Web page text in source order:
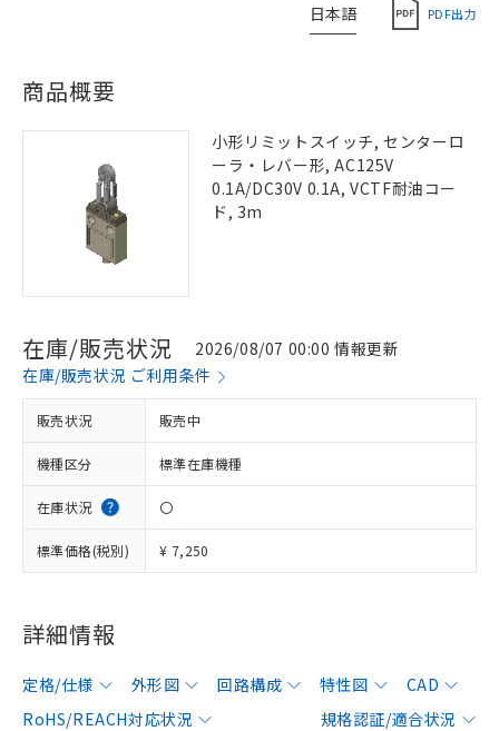
日本語 PDF出力
商品概要
小形リミットスイッチ, センターロ
ーラ・レバー形, AC125V
0.1A/DC30V 0.1A, VCTF耐油コー
ド, 3m
在庫/販売状況
2026/08/07 00:00 情報更新
在庫/販売状況 ご利用条件
販売状況 販売中
機種区分 標準在庫機種
在庫状況 〇
標準価格(税別) ¥ 7,250
詳細情報
定格/仕様 外形図 回路構成 特性図
CAD
RoHS/REACH対応状況
規格認証/適合状況